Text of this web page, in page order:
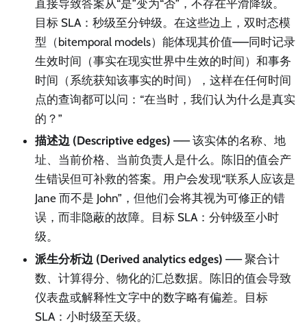
直接导致答案从“是”变为“否”，不存在平滑降级。
目标 SLA：秒级至分钟级。在这些边上，双时态模
型（bitemporal models）能体现其价值——同时记录
生效时间（事实在现实世界中生效的时间）和事务
时间（系统获知该事实的时间），这样在任何时间
点的查询都可以问：“在当时，我们认为什么是真实
的？”
描述边 (Descriptive edges) —— 该实体的名称、地
址、当前价格、当前负责人是什么。陈旧的值会产
生错误但可补救的答案。用户会发现“联系人应该是
Jane 而不是 John”，但他们会将其视为可修正的错
误，而非隐蔽的故障。目标 SLA：分钟级至小时
级。
派生分析边 (Derived analytics edges) —— 聚合计
数、计算得分、物化的汇总数据。陈旧的值会导致
仪表盘或解释性文字中的数字略有偏差。目标
SLA：小时级至天级。